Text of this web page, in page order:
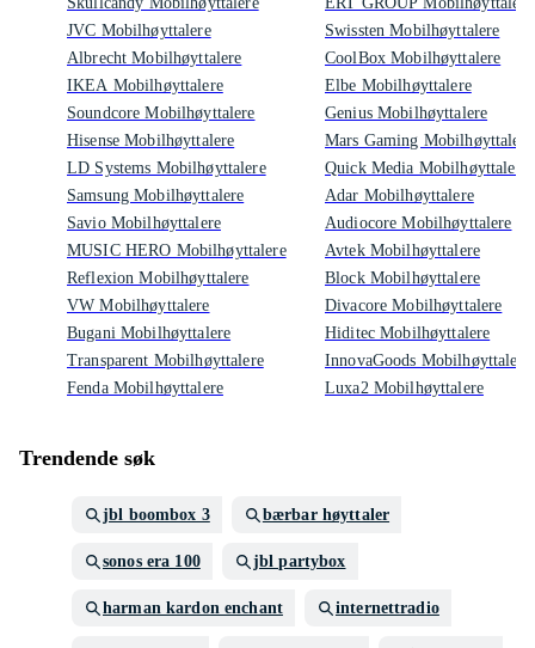
JVC Mobilhøyttalere
Albrecht Mobilhøyttalere
IKEA Mobilhøyttalere
Soundcore Mobilhøyttalere
Hisense Mobilhøyttalere
LD Systems Mobilhøyttalere
Samsung Mobilhøyttalere
Savio Mobilhøyttalere
MUSIC HERO Mobilhøyttalere
Reflexion Mobilhøyttalere
VW Mobilhøyttalere
Bugani Mobilhøyttalere
Transparent Mobilhøyttalere
Fenda Mobilhøyttalere
Swissten Mobilhøyttalere
CoolBox Mobilhøyttalere
Elbe Mobilhøyttalere
Genius Mobilhøyttalere
Mars Gaming Mobilhøyttalere
Quick Media Mobilhøyttalere
Adar Mobilhøyttalere
Audiocore Mobilhøyttalere
Avtek Mobilhøyttalere
Block Mobilhøyttalere
Divacore Mobilhøyttalere
Hiditec Mobilhøyttalere
InnovaGoods Mobilhøyttalere
Luxa2 Mobilhøyttalere
Trendende søk
jbl boombox 3 bærbar høyttaler
sonos era 100 jbl partybox
harman kardon enchant internettradio